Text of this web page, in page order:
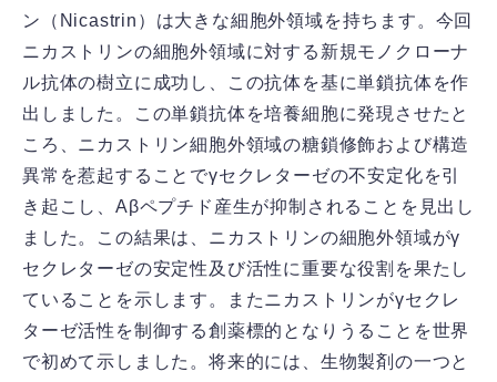
ン（Nicastrin）は大きな細胞外領域を持ちます。今回
ニカストリンの細胞外領域に対する新規モノクローナ
ル抗体の樹立に成功し、この抗体を基に単鎖抗体を作
出しました。この単鎖抗体を培養細胞に発現させたと
ころ、ニカストリン細胞外領域の糖鎖修飾および構造
異常を惹起することでγセクレターゼの不安定化を引
き起こし、Aβペプチド産生が抑制されることを見出し
ました。この結果は、ニカストリンの細胞外領域がγ
セクレターゼの安定性及び活性に重要な役割を果たし
ていることを示します。またニカストリンがγセクレ
ターゼ活性を制御する創薬標的となりうることを世界
で初めて示しました。将来的には、生物製剤の一つと